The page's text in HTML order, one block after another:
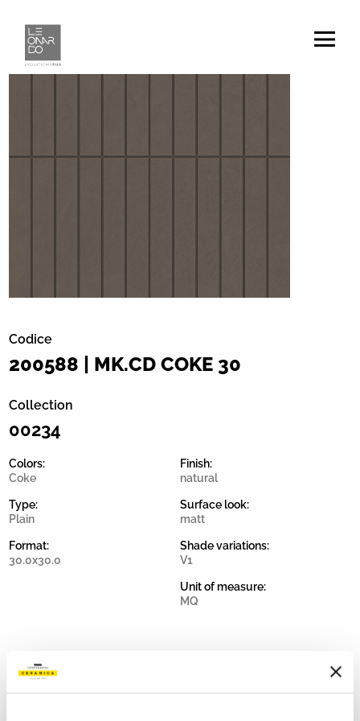
Codice
200588 | MK.CD COKE 30
Collection
00234
Colors:
Coke
Type:
Plain
Format:
30.0x30.0
Finish:
natural
Surface look:
matt
Shade variations:
V1
Unit of measure:
MQ